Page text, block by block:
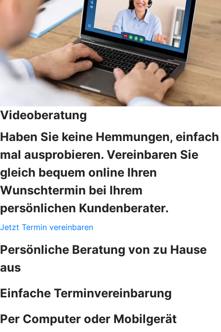
Videoberatung
Haben Sie keine Hemmungen, einfach
mal ausprobieren. Vereinbaren Sie
gleich bequem online Ihren
Wunschtermin bei Ihrem
persönlichen Kundenberater.
Jetzt Termin vereinbaren
Persönliche Beratung von zu Hause
aus
Einfache Terminvereinbarung
Per Computer oder Mobil­gerät